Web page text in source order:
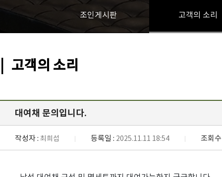
조인게시판 고객의 소리
고객의 소리
대여채 문의입니다.
작성자 : 최희섭 등록일 : 2025.11.11 18:54 조회